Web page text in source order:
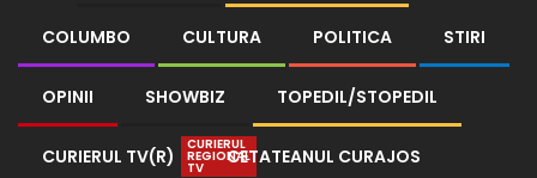
COLUMBO CULTURA POLITICA STIRI
OPINII SHOWBIZ TOPEDIL/STOPEDIL
CURIERUL TV(R)
CURIERUL
REGIONAL
TV CETATEANUL CURAJOS